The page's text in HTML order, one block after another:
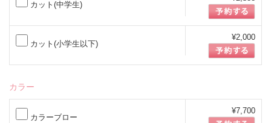
カット(中学生)
カット(小学生以下)
¥2,000
カラー
カラーブロー
¥7,700